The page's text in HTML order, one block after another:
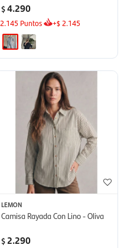
$4.290
2.145 Puntos +$ 2.145
LEMON
Camisa Rayada Con Lino - Oliva
$ 2.290